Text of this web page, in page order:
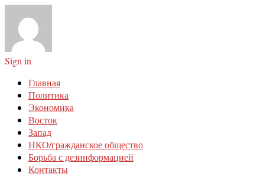
Sign in
Главная
Политика
Экономика
Восток
Запад
НКО/гражданское общество
Борьба с дезинформацией
Контакты